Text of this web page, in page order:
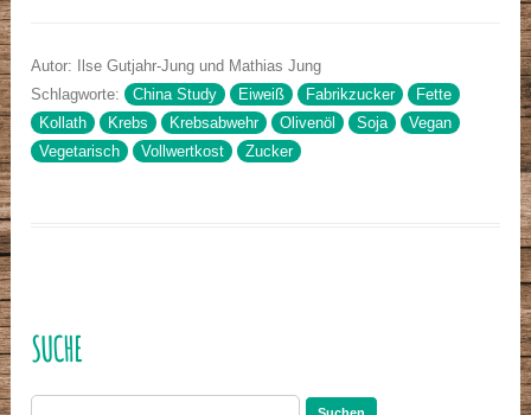
Autor: Ilse Gutjahr-Jung und Mathias Jung
Schlagworte: China Study Eiweiß Fabrikzucker
Fette
Kollath
Krebs Krebsabwehr Olivenöl Soja
Vegan
Vegetarisch
Vollwertkost Zucker
SUCHE